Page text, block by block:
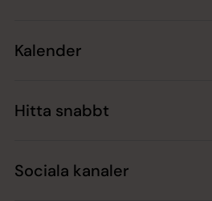
Kalender
Hitta snabbt
Sociala kanaler